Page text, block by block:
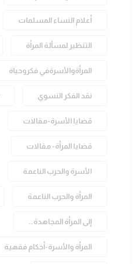
أعلام النساء المسلمات
التنظير لمسألة المرأة
المرأةوالأسرةفي فكروحياة
نقد الفكر النسوي
قضايا الأسرة-مقالات
قضايا المرأة- مقالات
الأسرة والحرب الناعمة
المرأة والحرب الناعمة
إلى المرأة المجاهدة..
المرأة والأسرة-أحكام فقهية